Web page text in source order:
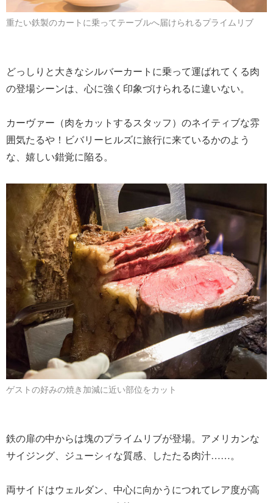
重たい鉄製のカートに乗ってテーブルへ届けられるプライムリブ
どっしりと大きなシルバーカートに乗って運ばれてくる肉
の登場シーンは、心に強く印象づけられるに違いない。
カーヴァー（肉をカットするスタッフ）のネイティブな雰
囲気たるや！ビバリーヒルズに旅行に来ているかのよう
な、嬉しい錯覚に陥る。
ゲストの好みの焼き加減に近い部位をカット
鉄の扉の中からは塊のプライムリブが登場。アメリカンな
サイジング、ジューシィな質感、したたる肉汁……。
両サイドはウェルダン、中心に向かうにつれてレア度が高